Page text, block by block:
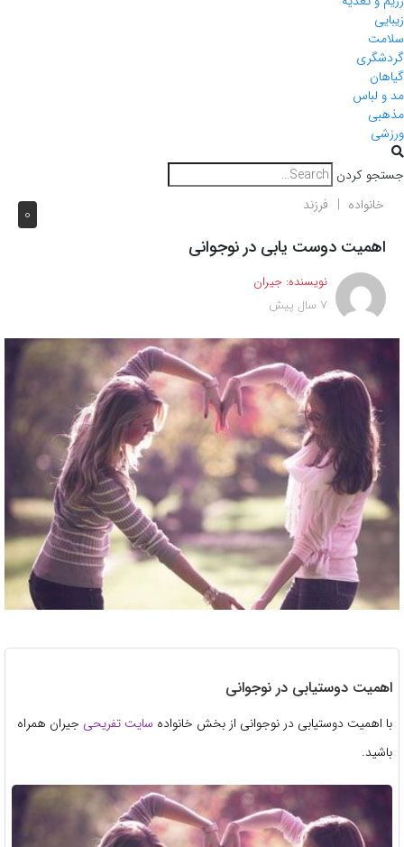
زیبایی
سلامت
گردشگری
گیاهان
مد و لباس
مذهبی
ورزشی
جستجو کردن
0 خانواده فرزند
اهمیت دوست یابی در نوجوانی
نویسنده: جیران
7 سال پیش
اهمیت دوستیابی در نوجوانی
با اهمیت دوستیابی در نوجوانی از بخش خانواده سایت تفریحی جیران همراه
باشید.